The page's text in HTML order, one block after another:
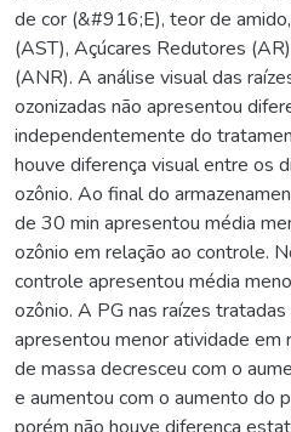
de cor (&#916;E), teor de
(AST), Açúcares Redutores
(ANR). A análise visual das
ozonizadas não apresentou
independentemente do
houve diferença visual entre os
ozônio. Ao final do
de 30 min apresentou média
ozônio em relação ao controle.
controle apresentou média
ozônio. A PG nas raízes
apresentou menor atividade em
de massa decresceu com o
e aumentou com o aumento do